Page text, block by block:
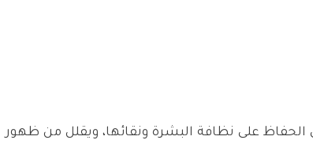
على نظافة البشرة ونقائها، ويقلل من ظهور